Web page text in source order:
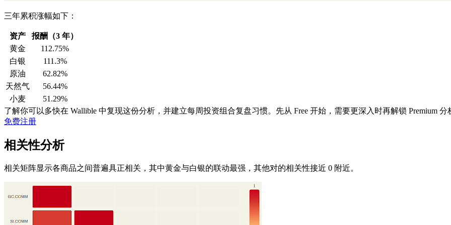
三年累积涨幅如下：
资产
报酬（3 年）
黄金
112.75%
白银
111.3%
原油
62.82%
天然气
56.44%
小麦
51.29%
了解你可以多快在 Wallible 中复现这份分析，并建立每周投资组合复盘习惯。先从 Free 开始，需要更深入时再解锁 Premium 分
免费注册
相关性分析
相关矩阵显示各商品之间普遍具正相关，其中黄金与白银的联动最强，其他对的相关性接近 0 附近。